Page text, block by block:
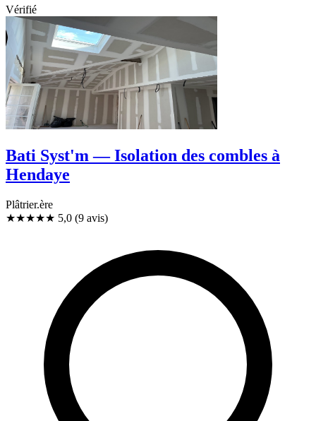
Vérifié
Bati Syst'm — Isolation des combles à
Hendaye
Plâtrier.ère
★★★★★ 5,0 (9 avis)